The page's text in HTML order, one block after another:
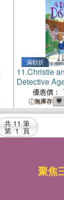
滿額折
11.Christie
Detective
Disappears
優惠價：
無庫存
共 11 筆
第 1 頁
聚焦